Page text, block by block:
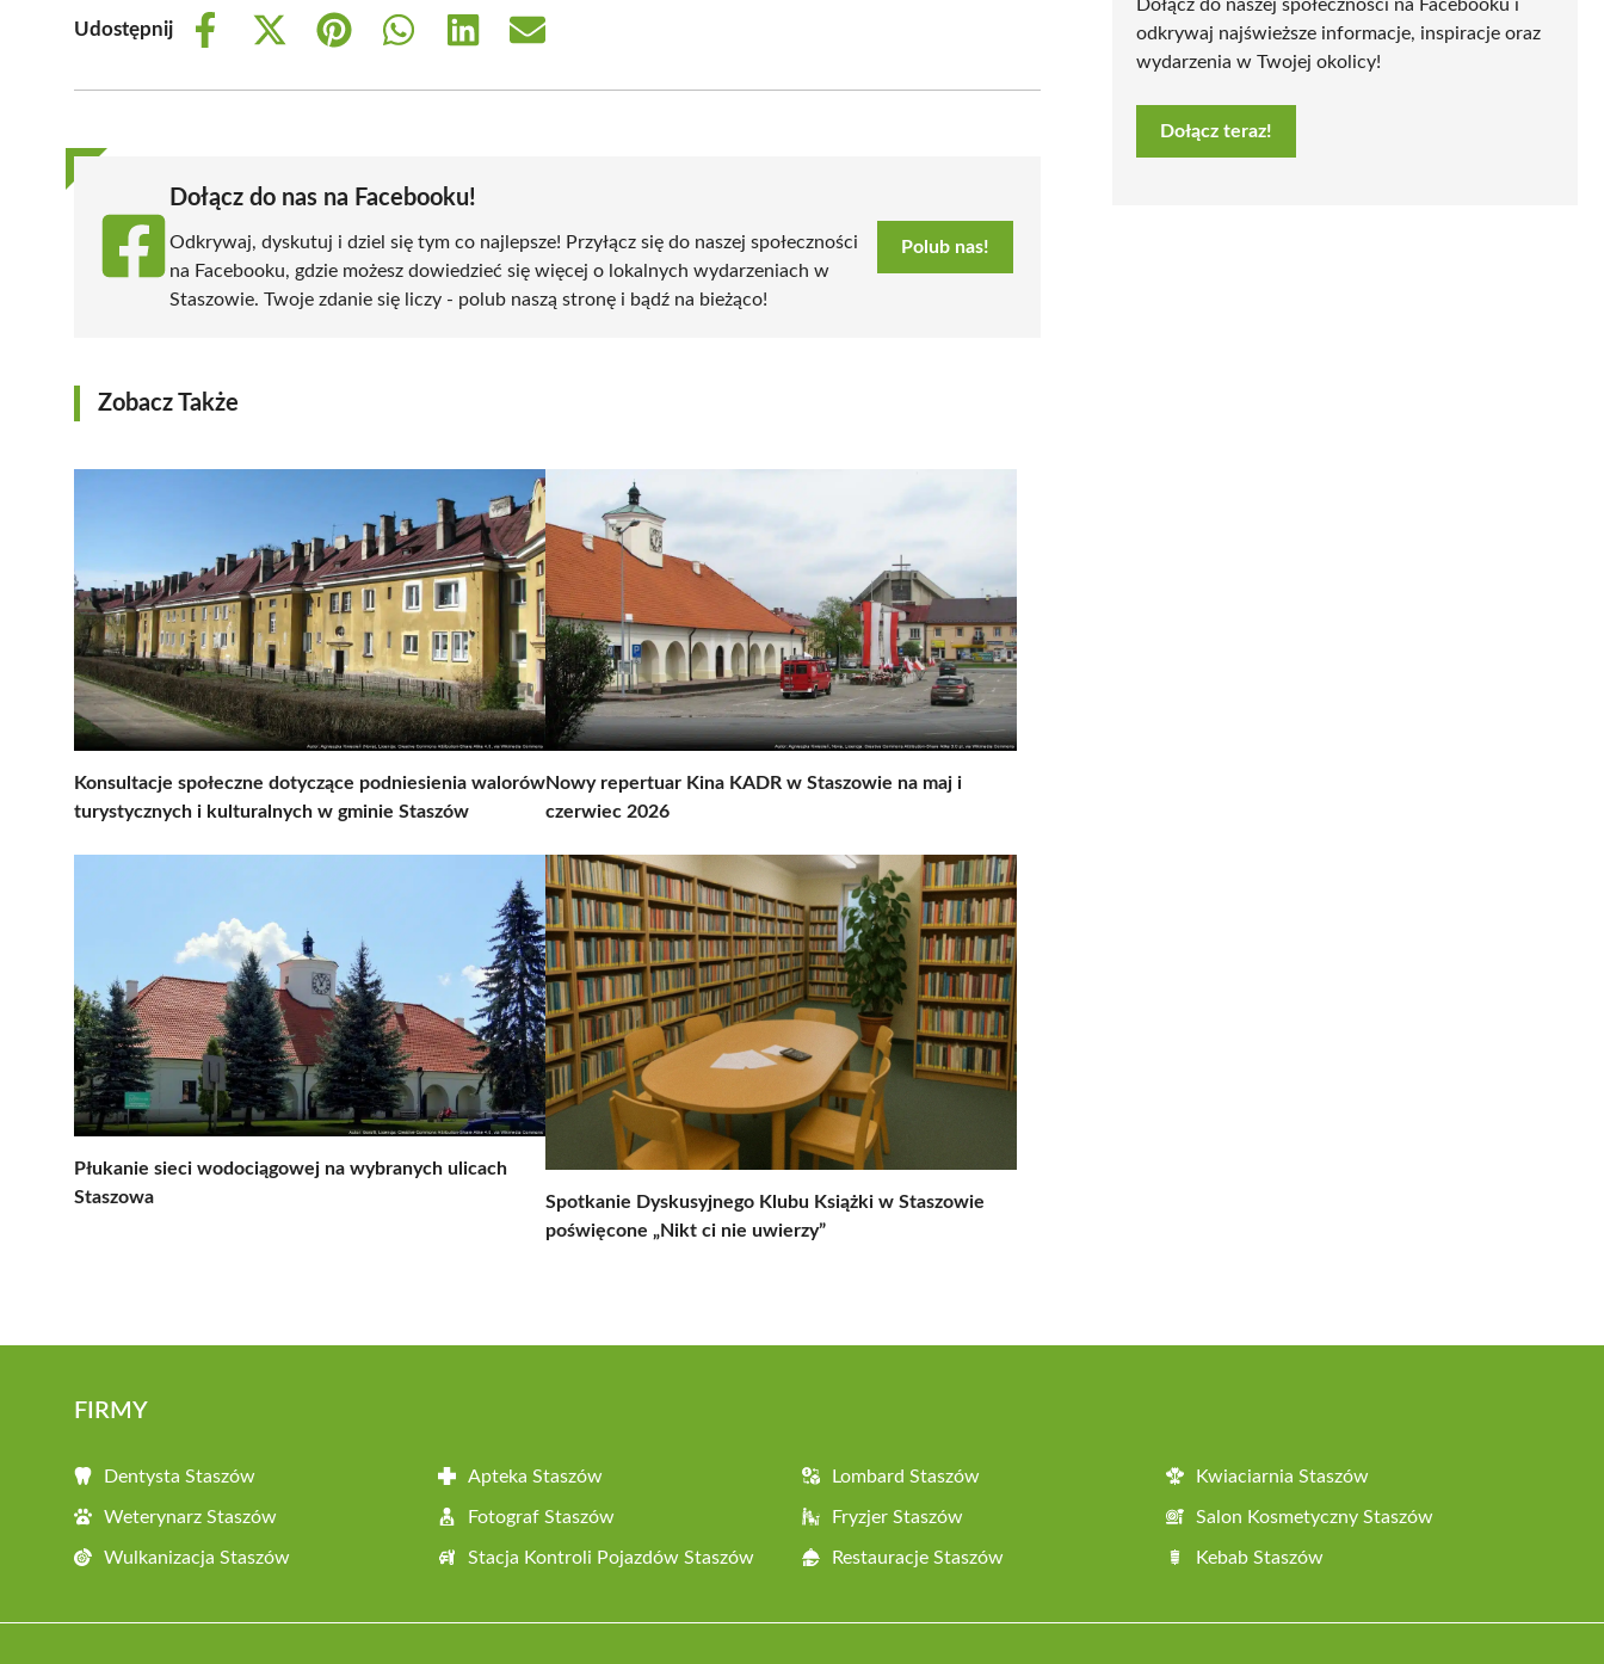
Udostępnij
Share
Share
(Twitter)
Share
Share
Share
Share
Dołącz do nas na Facebooku!
Odkrywaj, dyskutuj i dziel się tym co najlepsze! Przyłącz się do naszej społeczności
na Facebooku, gdzie możesz dowiedzieć się więcej o lokalnych wydarzeniach w
Staszowie. Twoje zdanie się liczy - polub naszą stronę i bądź na bieżąco!
Polub nas!
Zobacz Także
Konsultacje społeczne dotyczące podniesienia walorów
turystycznych i kulturalnych w gminie Staszów
Nowy repertuar Kina KADR w Staszowie na maj i
czerwiec 2026
Płukanie sieci wodociągowej na wybranych ulicach
Staszowa
Spotkanie Dyskusyjnego Klubu Książki w Staszowie
poświęcone „Nikt ci nie uwierzy”
Dołącz do naszej społeczności na Facebooku i
odkrywaj najświeższe informacje, inspiracje oraz
wydarzenia w Twojej okolicy!
Dołącz teraz!
FIRMY
Dentysta Staszów Apteka Staszów Lombard Staszów Kwiaciarnia Staszów
Weterynarz Staszów Fotograf Staszów Fryzjer Staszów Salon Kosmetyczny Staszów
Wulkanizacja Staszów Stacja Kontroli Pojazdów Staszów Restauracje Staszów Kebab Staszów